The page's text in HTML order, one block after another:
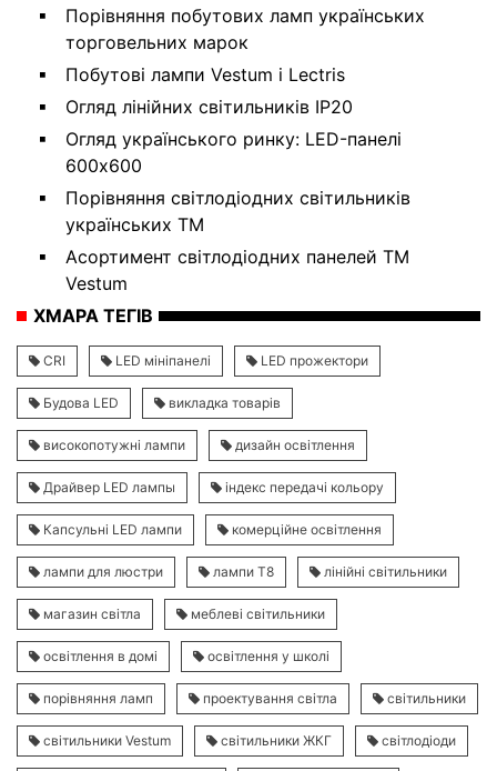
Порівняння побутових ламп українських
торговельних марок
Побутові лампи Vestum і Lectris
Огляд лінійних світильників IP20
Огляд українського ринку: LED-панелі
600х600
Порівняння світлодіодних світильників
українських ТМ
Асортимент світлодіодних панелей ТМ
Vestum
ХМАРА ТЕГІВ
CRI LED мініпанелі LED прожектори
Будова LED викладка товарів
високопотужні лампи дизайн освітлення
Драйвер LED лампы індекс передачі кольору
Капсульні LED лампи комерційне освітлення
лампи для люстри лампи Т8 лінійні світильники
магазин світла меблеві світильники
освітлення в домі освітлення у школі
порівняння ламп проектування світла світильники
світильники Vestum світильники ЖКГ світлодіоди